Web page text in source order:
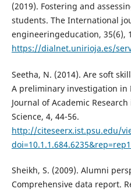
(2019). Fostering and
students. The International
engineeringeducation, 35(6),
https://dialnet.unirioja.es/
Seetha, N. (2014). Are soft
A preliminary investigation in
Journal of Academic
Science, 4, 44-56.
http://citeseerx.ist.psu.edu/
Sheikh, S. (2009). Alumni
Comprehensive data report.